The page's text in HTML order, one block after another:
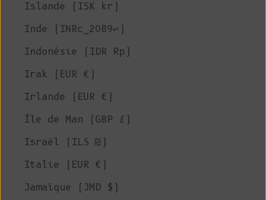
Islande (ISK kr)
Inde (INRc_20B9↩)
Indonésie (IDR Rp)
Irak (EUR €)
Irlande (EUR €)
Île de Man (GBP £)
Israël (ILS ₪)
Italie (EUR €)
Jamaïque (JMD $)